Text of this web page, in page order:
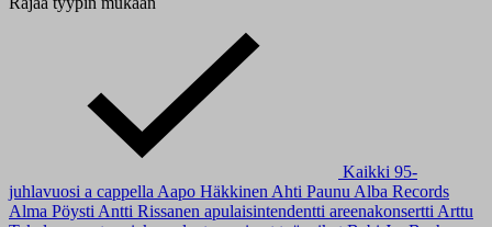
Kaikki 95-
juhlavuosi a cappella Aapo Häkkinen Ahti Paunu Alba Records
Alma Pöysti Antti Rissanen apulaisintendentti areenakonsertti Arttu